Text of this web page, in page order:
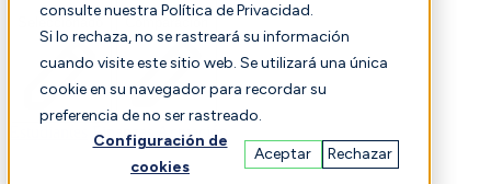
consulte nuestra Política de Privacidad.
Si lo rechaza, no se rastreará su información
cuando visite este sitio web. Se utilizará una única
cookie en su navegador para recordar su
preferencia de no ser rastreado.
Configuración de
cookies
Aceptar Rechazar
Finanzas Actuación